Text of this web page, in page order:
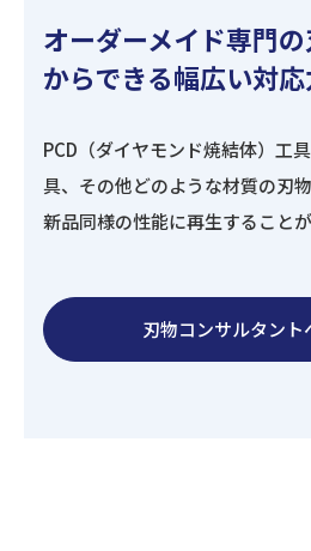
オーダーメイド専門
からできる幅広い対応
PCD（ダイヤモンド焼結体）工
具、その他どのような材質の刃
新品同様の性能に再生することが
刃物コンサルタント